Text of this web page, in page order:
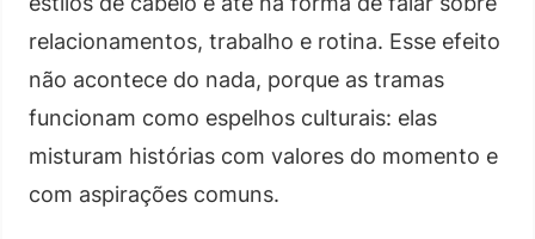
relacionamentos, trabalho e rotina. Esse efeito
não acontece do nada, porque as tramas
funcionam como espelhos culturais: elas
misturam histórias com valores do momento e
com aspirações comuns.